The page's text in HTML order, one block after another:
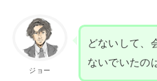
ジョー
どないして、
ないでいたの